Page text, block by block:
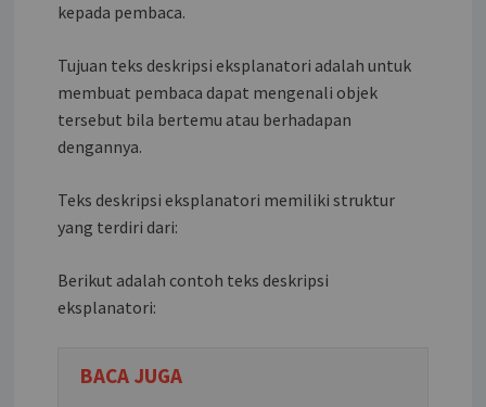
kepada pembaca.
Tujuan teks deskripsi eksplanatori adalah untuk
membuat pembaca dapat mengenali objek
tersebut bila bertemu atau berhadapan
dengannya.
Teks deskripsi eksplanatori memiliki struktur
yang terdiri dari:
Berikut adalah contoh teks deskripsi
eksplanatori:
BACA JUGA